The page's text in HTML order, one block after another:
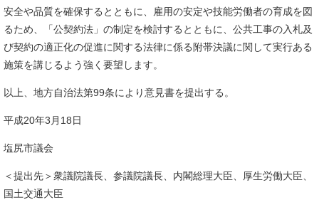
安全や品質を確保するとともに、雇用の安定や技能労働者の育成を図
るため、「公契約法」の制定を検討するとともに、公共工事の入札及
び契約の適正化の促進に関する法律に係る附帯決議に関して実行ある
施策を講じるよう強く要望します。
以上、地方自治法第99条により意見書を提出する。
平成20年3月18日
塩尻市議会
＜提出先＞衆議院議長、参議院議長、内閣総理大臣、厚生労働大臣、
国土交通大臣